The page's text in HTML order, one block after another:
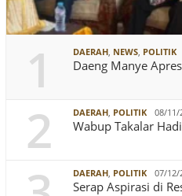
1 DAERAH, NEWS, POLITIK
Daeng Manye
2 DAERAH, POLITIK 08/11/
Wabup Takalar
DAERAH, POLITIK 07/12/
Serap Aspirasi di